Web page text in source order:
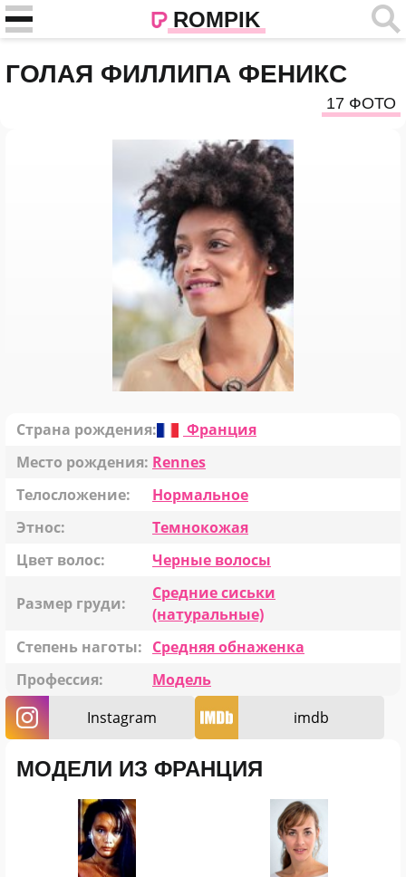
ROMPIK
ГОЛАЯ ФИЛЛИПА ФЕНИКС
17 ФОТО
Страна рождения:
Франция
Место рождения: Rennes
Телосложение:
Нормальное
Этнос:
Темнокожая
Цвет волос:
Черные волосы
Размер груди:
Средние сиськи
(натуральные)
Степень наготы: Средняя обнаженка
Профессия:
Модель
Instagram
imdb
МОДЕЛИ ИЗ ФРАНЦИЯ